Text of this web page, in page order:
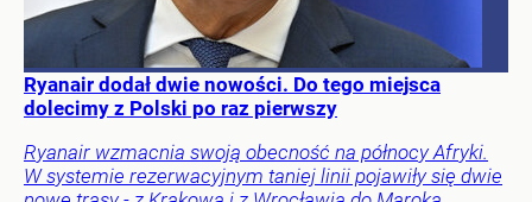
Ryanair dodał dwie nowości. Do tego miejsca
dolecimy z Polski po raz pierwszy
Ryanair wzmacnia swoją obecność na północy Afryki.
W systemie rezerwacyjnym taniej linii pojawiły się dwie